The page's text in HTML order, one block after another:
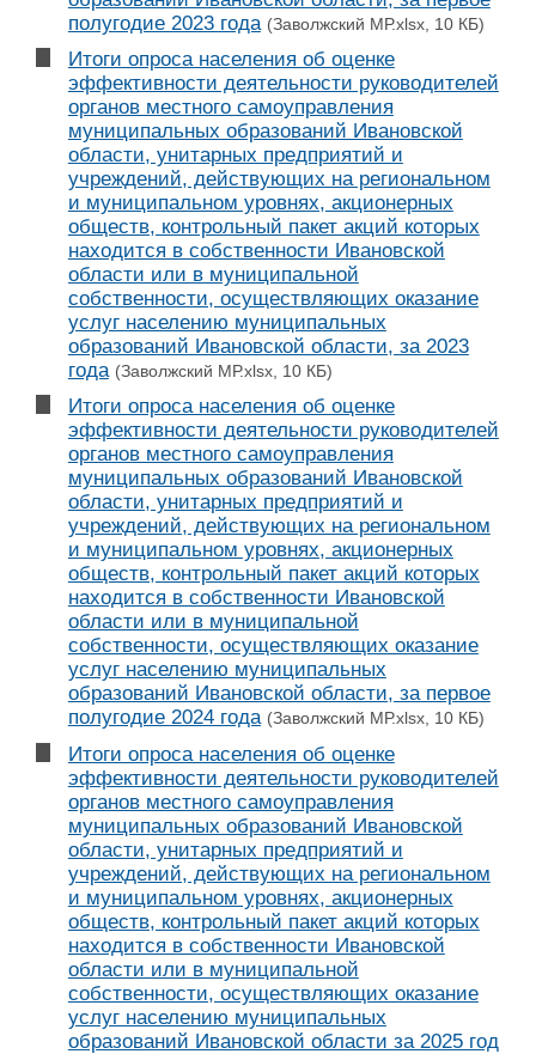
полугодие 2023 года (Заволжский МР.xlsx, 10 КБ)
Итоги опроса населения об оценке
эффективности деятельности руководителей
органов местного самоуправления
муниципальных образований Ивановской
области, унитарных предприятий и
учреждений, действующих на региональном
и муниципальном уровнях, акционерных
обществ, контрольный пакет акций которых
находится в собственности Ивановской
области или в муниципальной
собственности, осуществляющих оказание
услуг населению муниципальных
образований Ивановской области, за 2023
года (Заволжский МР.xlsx, 10 КБ)
Итоги опроса населения об оценке
эффективности деятельности руководителей
органов местного самоуправления
муниципальных образований Ивановской
области, унитарных предприятий и
учреждений, действующих на региональном
и муниципальном уровнях, акционерных
обществ, контрольный пакет акций которых
находится в собственности Ивановской
области или в муниципальной
собственности, осуществляющих оказание
услуг населению муниципальных
образований Ивановской области, за первое
полугодие 2024 года (Заволжский МР.xlsx, 10 КБ)
Итоги опроса населения об оценке
эффективности деятельности руководителей
органов местного самоуправления
муниципальных образований Ивановской
области, унитарных предприятий и
учреждений, действующих на региональном
и муниципальном уровнях, акционерных
обществ, контрольный пакет акций которых
находится в собственности Ивановской
области или в муниципальной
собственности, осуществляющих оказание
услуг населению муниципальных
образований Ивановской области за 2025 год